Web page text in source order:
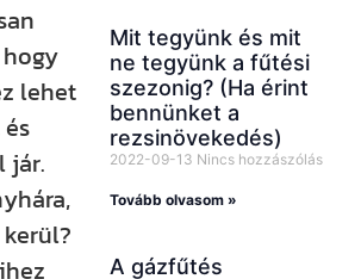
lehet
jár.
Mit tegyünk és mit
ne tegyünk a fűtési
szezonig? (Ha érint
bennünket a
rezsinövekedés)
2022-09-13 Nincs hozzászólás
Tovább olvasom »
A gázfűtés